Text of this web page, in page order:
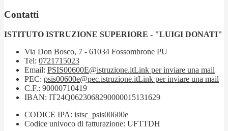
Contatti
ISTITUTO ISTRUZIONE SUPERIORE - "LUIGI DONATI"
Via Don Bosco, 7 - 61034 Fossombrone PU
Tel: 0721715023
Email: PSIS00600E@istruzione.itLink per inviare una mail
PEC: psis00600e@pec.istruzione.itLink per inviare una mail
C.F.: 90000710419
IBAN: IT24Q0623068290000015131629
CODICE IPA: istsc_psis00600e
Codice univoco di fatturazione: UFTTDH